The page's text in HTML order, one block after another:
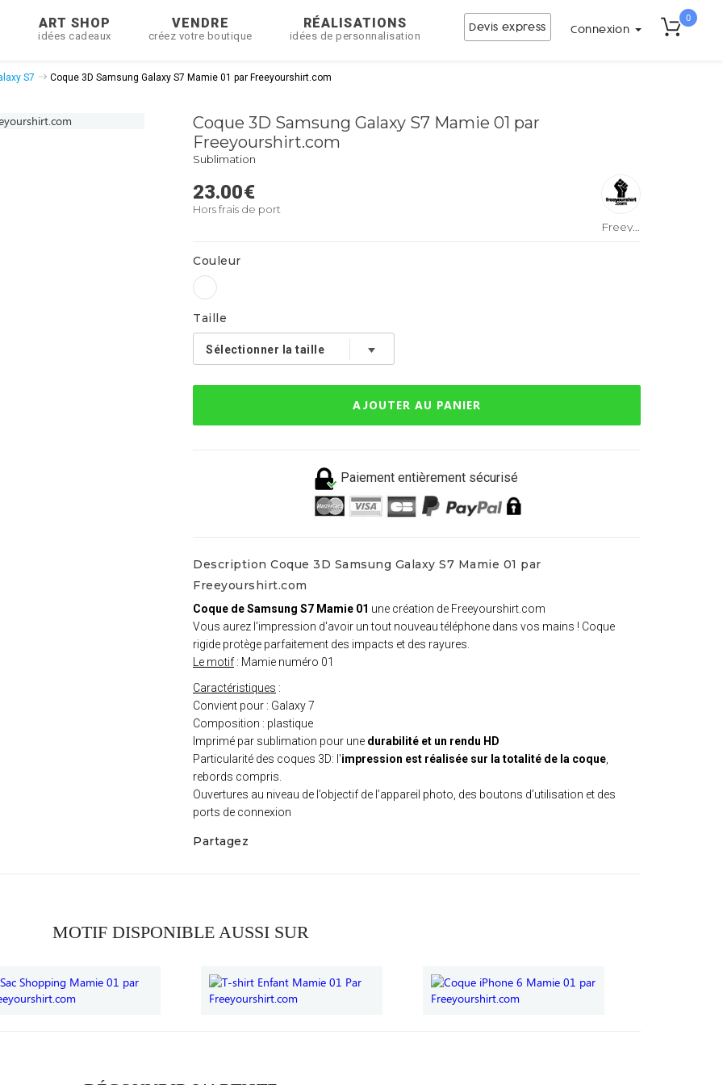
ART SHOP
idées cadeaux
VENDRE
créez votre boutique
RÉALISATIONS
idées de personnalisation
Devis express Connexion
0
S7 Coque 3D Samsung Galaxy S7 Mamie 01 par Freeyourshirt.com
Coque 3D Samsung Galaxy S7 Mamie 01 par
Freeyourshirt.com
Sublimation
23.00€
Hors frais de port
Freeyourshirt.com
Couleur
Taille
AJOUTER AU PANIER
Paiement entièrement sécurisé
Description Coque 3D Samsung Galaxy S7 Mamie 01 par
Freeyourshirt.com
Coque de Samsung S7 Mamie 01 une création de Freeyourshirt.com
Vous aurez l'impression d'avoir un tout nouveau téléphone dans vos mains ! Coque
rigide protège parfaitement des impacts et des rayures.
Le motif : Mamie numéro 01
Caractéristiques :
Convient pour : Galaxy 7
Composition : plastique
Imprimé par sublimation pour une durabilité et un rendu HD
Particularité des coques 3D: l'impression est réalisée sur la totalité de la coque
rebords compris.
Ouvertures au niveau de l’objectif de l’appareil photo, des boutons d’utilisation et des
ports de connexion
Partagez
MOTIF DISPONIBLE AUSSI SUR